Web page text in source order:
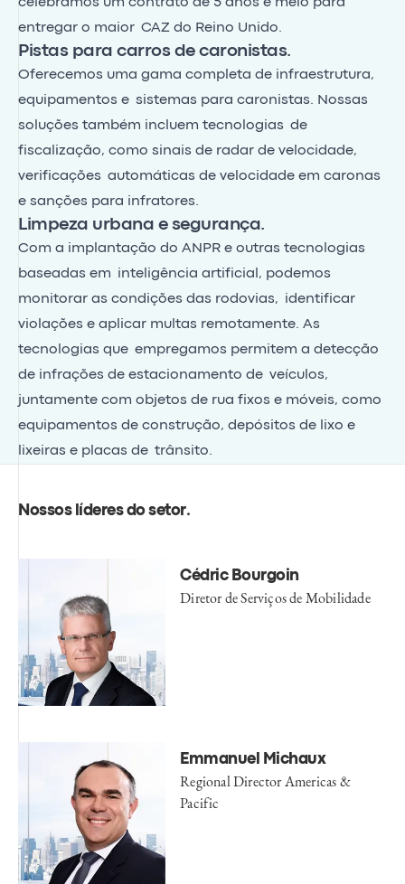
entregar o maior CAZ do Reino Unido.
Pistas para carros de caronistas.
Oferecemos uma gama completa de infraestrutura,
equipamentos e sistemas para caronistas. Nossas
soluções também incluem tecnologias de
fiscalização, como sinais de radar de velocidade,
verificações automáticas de velocidade em caronas
e sanções para infratores.
Limpeza urbana e segurança.
Com a implantação do ANPR e outras tecnologias
baseadas em inteligência artificial, podemos
monitorar as condições das rodovias, identificar
violações e aplicar multas remotamente. As
tecnologias que empregamos permitem a detecção
de infrações de estacionamento de veículos,
juntamente com objetos de rua fixos e móveis, como
equipamentos de construção, depósitos de lixo e
lixeiras e placas de trânsito.
Nossos líderes do setor.
Cédric Bourgoin
Diretor de Serviços de Mobilidade
Emmanuel Michaux
Regional Director Americas &
Pacific